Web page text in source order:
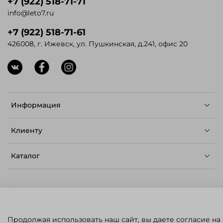
Информация
Клиенту
Каталог
info@leto7.ru
+7 (922) 518-71-61
426008, г. Ижевск, ул. Пушкинская, д.241, офис 20
2023.Карта сайта.Политика конфиденциальности
Продолжая использовать наш сайт, вы даете согласие